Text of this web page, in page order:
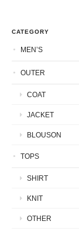
CATEGORY
MEN’S
OUTER
COAT
JACKET
BLOUSON
TOPS
SHIRT
KNIT
OTHER